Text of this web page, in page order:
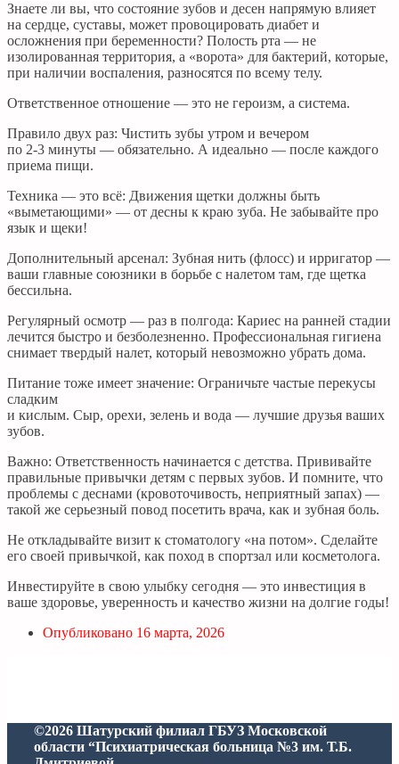
Знаете ли вы, что состояние зубов и десен напрямую влияет
на сердце, суставы, может провоцировать диабет и
осложнения при беременности? Полость рта — не
изолированная территория, а «ворота» для бактерий, которые,
при наличии воспаления, разносятся по всему телу.
Ответственное отношение — это не героизм, а система.
Правило двух раз: Чистить зубы утром и вечером
по 2-3 минуты — обязательно. А идеально — после каждого
приема пищи.
Техника — это всё: Движения щетки должны быть
«выметающими» — от десны к краю зуба. Не забывайте про
язык и щеки!
Дополнительный арсенал: Зубная нить (флосс) и ирригатор —
ваши главные союзники в борьбе с налетом там, где щетка
бессильна.
Регулярный осмотр — раз в полгода: Кариес на ранней стадии
лечится быстро и безболезненно. Профессиональная гигиена
снимает твердый налет, который невозможно убрать дома.
Питание тоже имеет значение: Ограничьте частые перекусы
сладким
и кислым. Сыр, орехи, зелень и вода — лучшие друзья ваших
зубов.
Важно: Ответственность начинается с детства. Прививайте
правильные привычки детям с первых зубов. И помните, что
проблемы с деснами (кровоточивость, неприятный запах) —
такой же серьезный повод посетить врача, как и зубная боль.
Не откладывайте визит к стоматологу «на потом». Сделайте
его своей привычкой, как поход в спортзал или косметолога.
Инвестируйте в свою улыбку сегодня — это инвестиция в
ваше здоровье, уверенность и качество жизни на долгие годы!
Опубликовано 16 марта, 2026
©2026 Шатурский филиал ГБУЗ Московской
области “Психиатрическая больница №3 им. Т.Б.